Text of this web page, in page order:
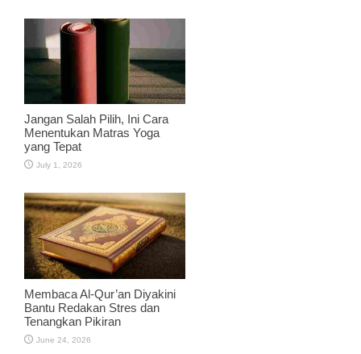
Jangan Salah Pilih, Ini Cara
Menentukan Matras Yoga
yang Tepat
July 1, 2026
Membaca Al-Qur’an Diyakini
Bantu Redakan Stres dan
Tenangkan Pikiran
June 24, 2026